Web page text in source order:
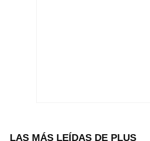
LAS MÁS LEÍDAS DE PLUS